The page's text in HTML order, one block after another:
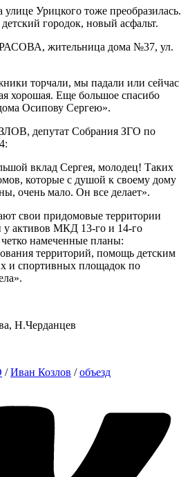
Урицкого тоже преобразилась.
городок, новый асфальт.
жительница дома №37, ул.
торчали, мы падали или сейчас
хорошая. Еще большое спасибо
Осипову Сергею».
депутат Собрания ЗГО по
вклад Сергея, молодец! Таких
которые с душой к своему дому
очень мало. Он все делает».
свои придомовые территории
у активов МКД 13-го и 14-го
намеченные планы:
территорий, помощь детским
и спортивных площадок по
Н.Черданцев
/Иван Козлов /объезд